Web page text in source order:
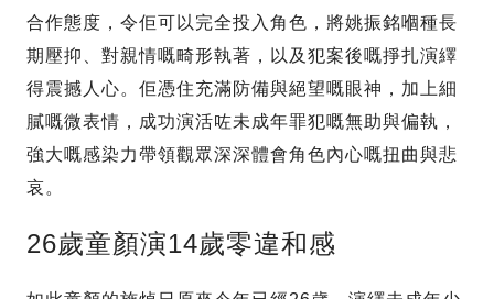
合作態度，令佢可以完全投入角色，將姚振銘嗰種長
期壓抑、對親情嘅畸形執著，以及犯案後嘅掙扎演繹
得震撼人心。佢憑住充滿防備與絕望嘅眼神，加上細
膩嘅微表情，成功演活咗未成年罪犯嘅無助與偏執，
強大嘅感染力帶領觀眾深深體會角色內心嘅扭曲與悲
哀。
26歲童顏演14歲零違和感